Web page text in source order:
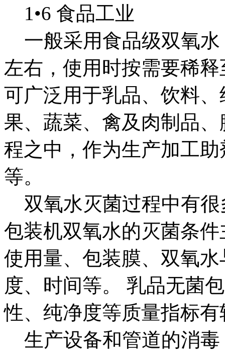
1•6 食品工业
一般采用食品级双氧水
左右，使用时按需要稀
可广泛用于乳品、饮料
果、蔬菜、禽及肉制品
程之中，作为生产加工
等。
双氧水灭菌过程中有很
包装机双氧水的灭菌条
使用量、包装膜、双氧
度、时间等。 乳品无菌
性、纯净度等质量指标
生产设备和管道的消毒